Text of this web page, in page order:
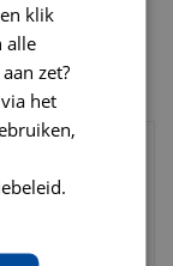
klik
alle
zet?
het